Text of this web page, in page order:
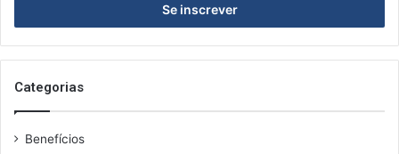
de
email
Categorias
Benefícios